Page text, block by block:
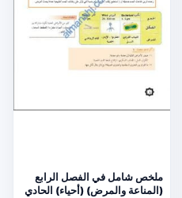
ملخص شامل في الفصل الرابع
(المناعة والمرض) (أحياء) الحادي